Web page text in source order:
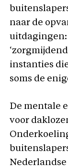
naar de
uitdagingen:
instanties
soms de
De mentale
voor